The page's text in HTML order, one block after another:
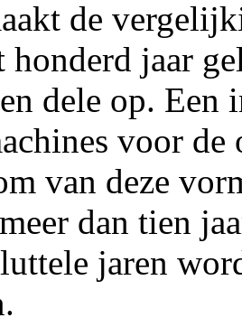
de
jaar
dele op.
voor de
van deze
dan tien
jaren